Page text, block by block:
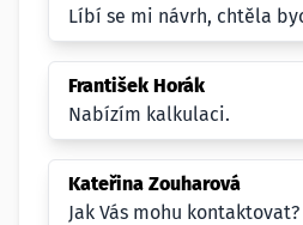
Líbí se mi návrh, chtěla
František Horák
Nabízím kalkulaci.
Kateřina Zouharová
Jak Vás mohu kontaktovat?